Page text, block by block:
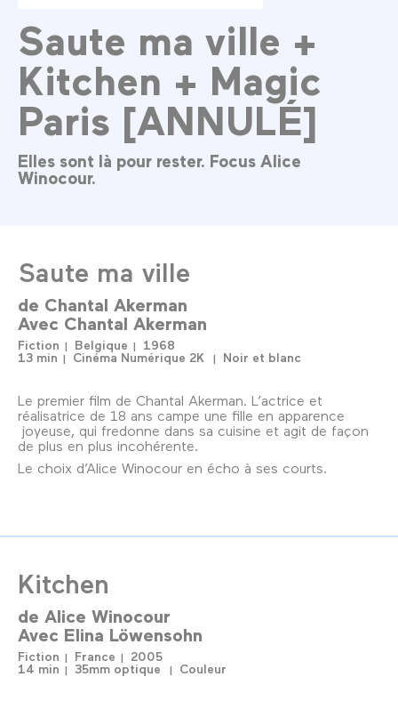
Saute ma ville +
Kitchen + Magic
Paris [ANNULÉ]
Elles sont là pour rester. Focus Alice
Winocour.
Saute ma ville
de Chantal Akerman
Avec Chantal Akerman
Fiction Belgique
1968
13 min
Cinéma Numérique 2K Noir et blanc
Le premier film de Chantal Akerman. L’actrice et
réalisatrice de 18 ans campe une fille en apparence
joyeuse, qui fredonne dans sa cuisine et agit de façon
de plus en plus incohérente.
Le choix d’Alice Winocour en écho à ses courts.
Kitchen
de Alice Winocour
Avec Elina Löwensohn
Fiction France
2005
14 min
35mm optique Couleur